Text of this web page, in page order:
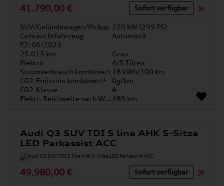
41.790,00 € Sofort verfügbar
SUV/Geländewagen/Pickup 220 kW (299 PS)
Gebrauchtfahrzeug
Automatik
EZ: 06/2023
25.015 km
Grau
Elektro
4/5 Türen
Stromverbrauch kombiniert 18 kWh/100 km
CO2-Emission kombiniert¹
0g/km
CO2-Klasse
A
Elektr. Reichweite nach WLTP*489 km
Audi Q3 SUV TDI S line AHK S-Sitze
LED Parkassist ACC
49.980,00 € Sofort verfügbar